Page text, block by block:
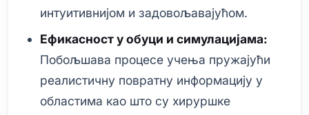
интуитивнијом и задовољавајућом.
Ефикасност у обуци и симулацијама:
Побољшава процесе учења пружајући
реалистичну повратну информацију у
областима као што су хируршке